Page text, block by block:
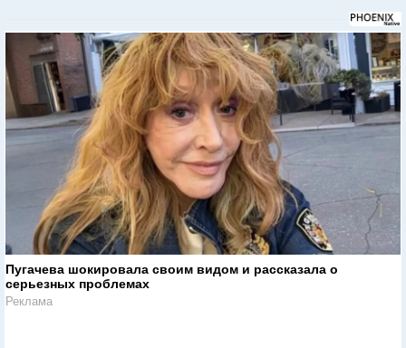
Пугачева шокировала своим видом и рассказала о
серьезных проблемах
Реклама